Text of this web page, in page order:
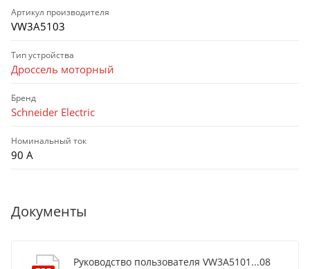
Артикул производителя
VW3A5103
Тип устройства
Дроссель моторный
Бренд
Schneider Electric
Номинальный ток
90 А
Документы
Руководство пользователя VW3A5101...08